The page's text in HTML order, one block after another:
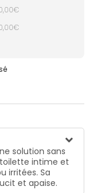
solution sans
toilette intime et
irritées. Sa
et apaise.